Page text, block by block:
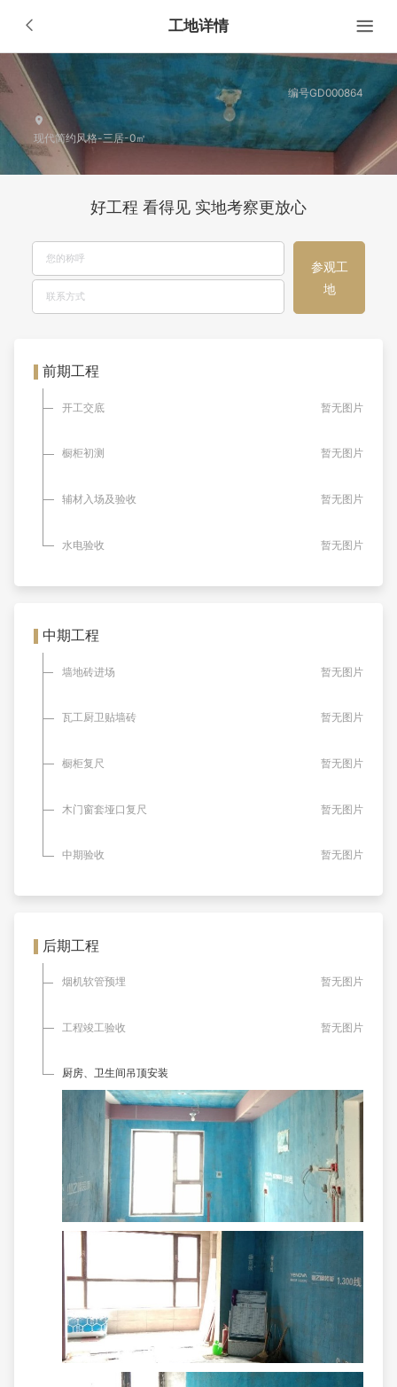
工地详情
编号GD000864
现代简约风格-三居-0㎡
好工程 看得见 实地考察更放心
参观工
地
前期工程
开工交底 暂无图片
橱柜初测 暂无图片
辅材入场及验收 暂无图片
水电验收 暂无图片
中期工程
墙地砖进场 暂无图片
瓦工厨卫贴墙砖 暂无图片
橱柜复尺 暂无图片
木门窗套垭口复尺 暂无图片
中期验收 暂无图片
后期工程
烟机软管预埋 暂无图片
工程竣工验收 暂无图片
厨房、卫生间吊顶安装